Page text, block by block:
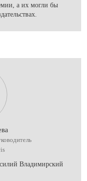
а их могли бы
Владимирский